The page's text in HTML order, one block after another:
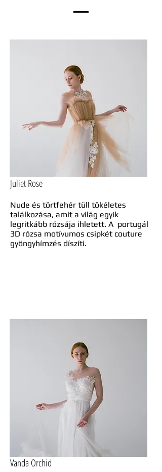
Juliet Rose
Nude és törtfehér tüll tökéletes
találkozása, amit a világ egyik
legritkább rózsája ihletett. A portugál
3D rózsa motívumos csipkét couture
gyöngyhímzés díszíti.
Vanda Orchid